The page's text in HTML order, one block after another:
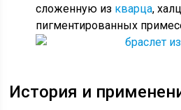
сложенную из кварца,
пигментированных
История и